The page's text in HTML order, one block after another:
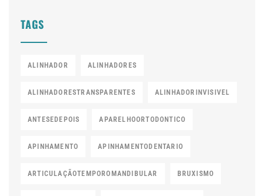
TAGS
ALINHADOR ALINHADORES
ALINHADORESTRANSPARENTES ALINHADORINVISIVEL
ANTESEDEPOIS APARELHOORTODONTICO
APINHAMENTO APINHAMENTODENTARIO
ARTICULAÇÃOTEMPOROMANDIBULAR BRUXISMO